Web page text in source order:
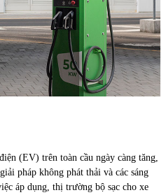
(EV) trên toàn cầu ngày càng tăng,
pháp không phát thải và các sáng
áp dụng, thị trường bộ sạc cho xe